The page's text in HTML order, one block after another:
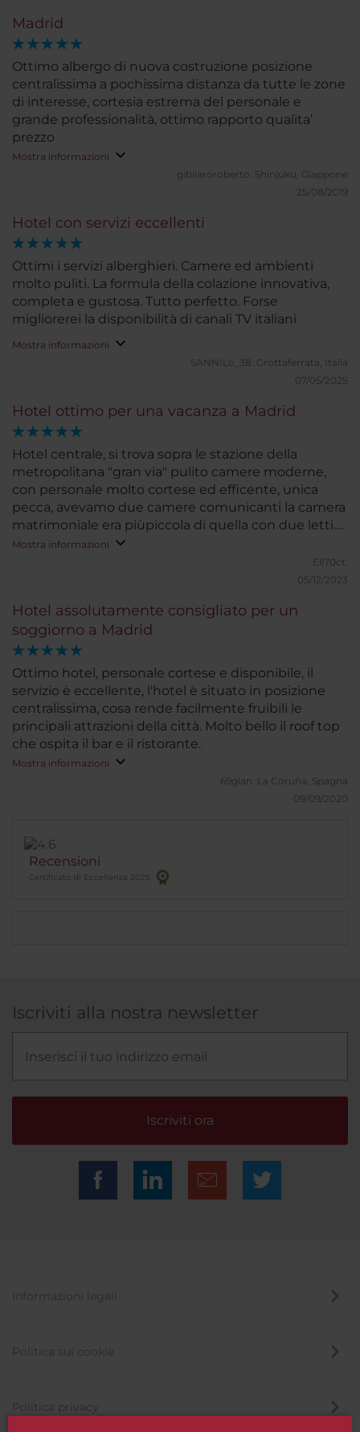
Hotel con servizi eccellenti
Ottimi i servizi alberghieri. Camere ed ambienti
molto puliti. La formula della colazione innovativa,
completa e gustosa. Tutto perfetto. Forse
migliorerei la disponibilità di canali TV italiani
Mostra informazioni
SANNILo_38. Grottaferrata, Italia
07/05/2025
Hotel ottimo per una vacanza a Madrid
Hotel centrale, si trova sopra le stazione della
metropolitana "gran via" pulito camere moderne,
con personale molto cortese ed efficente, unica
pecca, avevamo due camere comunicanti la camera
matrimoniale era piùpiccola di quella con due letti.
Peròle camere comunicanti sono difficili da trovare
quindi tutto ok.. Camere pulite e moderne, ben
Mostra informazioni
Eli70ct.
05/12/2023
Hotel assolutamente consigliato per un
soggiorno a Madrid
Ottimo hotel, personale cortese e disponibile, il
servizio è eccellente, l'hotel è situato in posizione
centralissima, cosa rende facilmente fruibili le
principali attrazioni della città. Molto bello il roof top
che ospita il bar e il ristorante.
Mostra informazioni
69gian. La Coruña, Spagna
09/09/2020
Madrid
Ottimo albergo di nuova costruzione posizione
centralissima a pochissima distanza da tutte le zone
di interesse, cortesia estrema del personale e
grande professionalità, ottimo rapporto qualita’
prezzo
Mostra informazioni
gibilaroroberto. Shinjuku, Giappone
25/08/2019
Recensioni
Certificato di Eccellenza 2025
Iscriviti alla nostra newsletter
Iscriviti ora
Informazioni legali
Politica sui cookie
Politica privacy